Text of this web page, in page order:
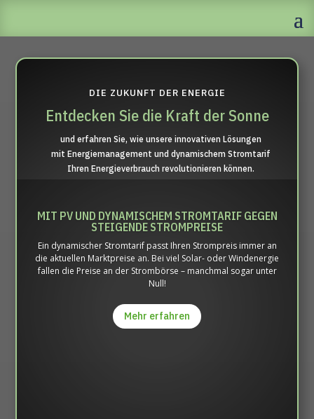
DIE ZUKUNFT DER ENERGIE
Entdecken Sie die Kraft der Sonne
und erfahren Sie, wie unsere innovativen Lösungen
mit Energiemanagement und dynamischem Stromtarif
Ihren Energieverbrauch revolutionieren können.
MIT PV UND DYNAMISCHEM STROMTARIF GEGEN
STEIGENDE STROMPREISE
Ein dynamischer Stromtarif passt Ihren Strompreis immer an
die aktuellen Marktpreise an. Bei viel Solar- oder Windenergie
fallen die Preise an der Strombörse – manchmal sogar unter
Null!
Mehr erfahren